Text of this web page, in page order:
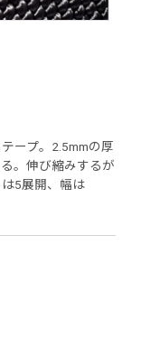
ープ。2.5mmの厚
。伸び縮みするが
5展開、幅は